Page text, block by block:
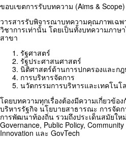
ขอบเขตการรับบทความ (Aims & Scope)
วารสารรับพิจารณาบทความคุณภาพเฉ
วิชาการเท่านั้น โดยเป็นทั้งบทความภาษ
สาขา
รัฐศาสตร์
รัฐประศาสนศาสตร์
นิติศาสตร์ด้านการปกครองและก
การบริหารจัดการ
นวัตกรรมการบริหารและเทคโน
โดยบทความทุกเรื่องต้องมีความเกี่ยวข้อ
บริหารรัฐกิจ นโยบายสาธารณะ การจัด
การพัฒนาท้องถิ่น รวมถึงประเด็นสมัยให
Governance, Public Policy,
Innovation และ GovTech